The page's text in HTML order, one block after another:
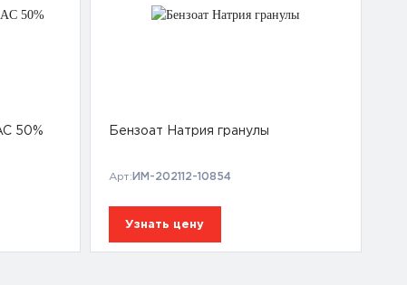
50% Бензоат Натрия гранулы
Арт: ИМ-202112-10854
Узнать цену